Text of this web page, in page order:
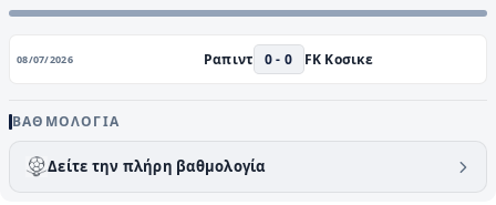
08/07/2026 Ραπιντ 0 - 0 FK Κοσικε
ΒΑΘΜΟΛΟΓΊΑ
Δείτε την πλήρη βαθμολογία